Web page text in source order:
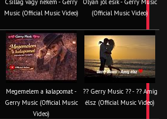
Csillag vagy nekem - Gerry
Music (Official Music Video)
Olyan jól esik - Gerry Music
(Official Music Video)
Megemelem a kalapomat -
Gerry Music (Official Music
Video)
?? Gerry Music ?? - ?? Amíg
élsz (Official Music Video)